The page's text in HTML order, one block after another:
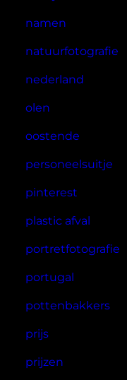
namen
natuurfotografie
nederland
olen
oostende
personeelsuitje
pinterest
plastic afval
portretfotografie
portugal
pottenbakkers
prijs
prijzen